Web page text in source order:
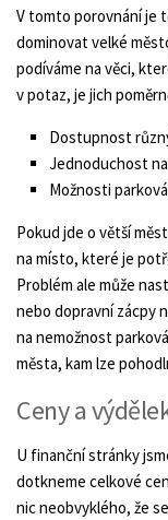
V tomto porovnání je
dominovat velké
podíváme na věci,
v potaz, je jich
Dostupnost
Jednoduchost
Možnosti
Pokud jde o větší
na místo, které je
Problém ale může
nebo dopravní zácpy
na nemožnost
města, kam lze
Ceny a
U finanční stránky
dotkneme celkové
nic neobvyklého, že